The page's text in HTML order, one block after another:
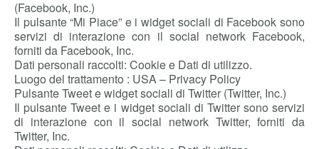
(Facebook, Inc.)
Il pulsante “Mi Piace” e i widget sociali di Facebook sono
servizi di interazione con il social network Facebook,
forniti da Facebook, Inc.
Dati personali raccolti: Cookie e Dati di utilizzo.
Luogo del trattamento : USA – Privacy Policy
Pulsante Tweet e widget sociali di Twitter (Twitter, Inc.)
Il pulsante Tweet e i widget sociali di Twitter sono servizi
di interazione con il social network Twitter, forniti da
Twitter, Inc.